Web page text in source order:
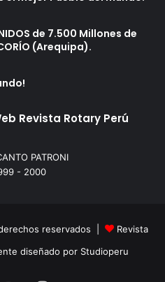
de 7.500 Millones de
(Arequipa).
Revista Rotary Perú
PATRONI
- 2000
reservados |
Revista
diseñado por Studioperu